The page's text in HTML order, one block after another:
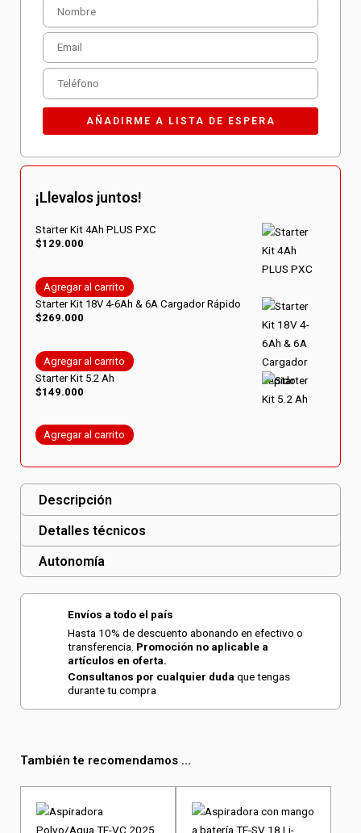
¡Llevalos juntos!
Starter Kit 4Ah PLUS PXC
$129.000
Agregar al carrito
Starter Kit 18V 4-6Ah & 6A Cargador Rápido
$269.000
Agregar al carrito
Starter Kit 5.2 Ah
$149.000
Agregar al carrito
Descripción
Detalles técnicos
Autonomía
Envíos a todo el país
Hasta 10% de descuento abonando en efectivo o
transferencia. Promoción no aplicable a
artículos en oferta.
Consultanos por cualquier duda que tengas
durante tu compra
También te recomendamos ...